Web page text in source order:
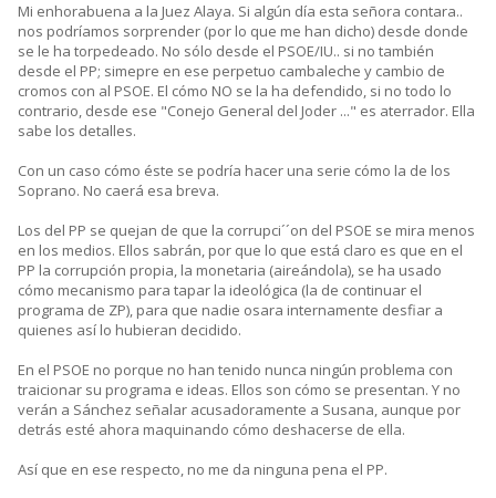
Mi enhorabuena a la Juez Alaya. Si algún día esta señora contara..
nos podríamos sorprender (por lo que me han dicho) desde donde
se le ha torpedeado. No sólo desde el PSOE/IU.. si no también
desde el PP; simepre en ese perpetuo cambaleche y cambio de
cromos con al PSOE. El cómo NO se la ha defendido, si no todo lo
contrario, desde ese "Conejo General del Joder ..." es aterrador. Ella
sabe los detalles.
Con un caso cómo éste se podría hacer una serie cómo la de los
Soprano. No caerá esa breva.
Los del PP se quejan de que la corrupci´´on del PSOE se mira menos
en los medios. Ellos sabrán, por que lo que está claro es que en el
PP la corrupción propia, la monetaria (aireándola), se ha usado
cómo mecanismo para tapar la ideológica (la de continuar el
programa de ZP), para que nadie osara internamente desfiar a
quienes así lo hubieran decidido.
En el PSOE no porque no han tenido nunca ningún problema con
traicionar su programa e ideas. Ellos son cómo se presentan. Y no
verán a Sánchez señalar acusadoramente a Susana, aunque por
detrás esté ahora maquinando cómo deshacerse de ella.
Así que en ese respecto, no me da ninguna pena el PP.